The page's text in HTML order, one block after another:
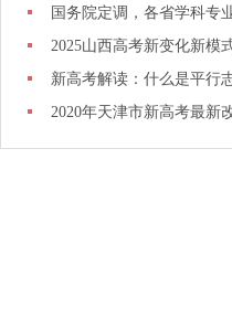
国务院定调，各省学科专
2025山西高考新变化新模
新高考解读：什么是平行
2020年天津市新高考最新